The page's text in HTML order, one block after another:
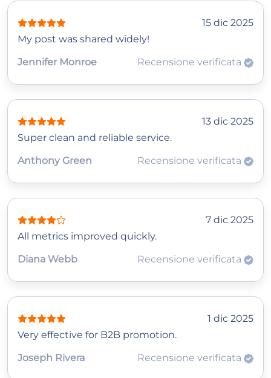
15 dic 2025
My post was shared widely!
Jennifer Monroe
Recensione verificata
13 dic 2025
Super clean and reliable service.
Anthony Green
Recensione verificata
7 dic 2025
All metrics improved quickly.
Diana Webb
Recensione verificata
1 dic 2025
Very effective for B2B promotion.
Joseph Rivera
Recensione verificata